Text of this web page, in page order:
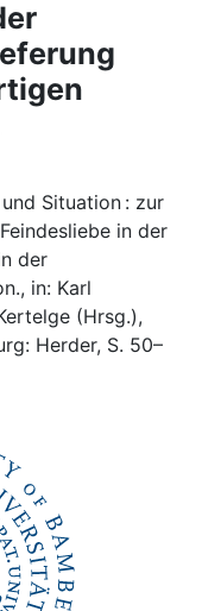
Situation : zur
in der
der
in: Karl
(Hrsg.),
Herder, S. 50–